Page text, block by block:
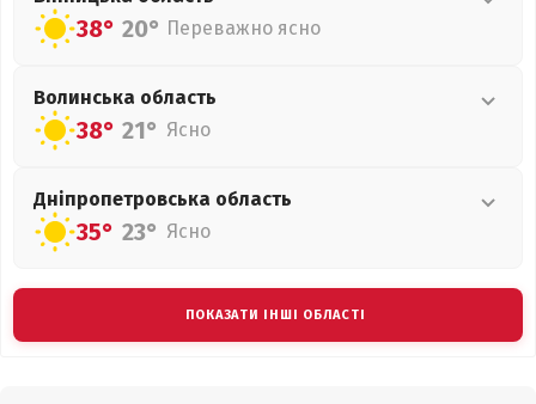
38° 20° Переважно ясно
Волинська область
38° 21° Ясно
Дніпропетровська область
35° 23° Ясно
ПОКАЗАТИ ІНШІ ОБЛАСТІ